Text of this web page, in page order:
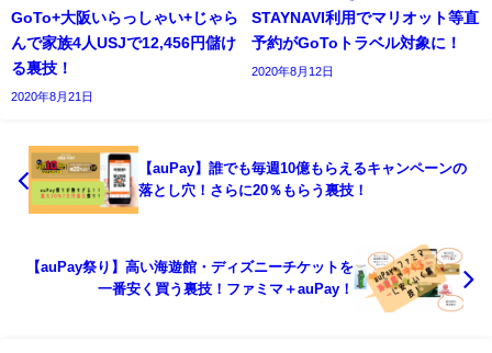
GoTo+大阪いらっしゃい+じゃら
んで家族4人USJで12,456円儲け
る裏技！
2020年8月21日
STAYNAVI利用でマリオット等直
予約がGoToトラベル対象に！
2020年8月12日
【auPay】誰でも毎週10億もらえるキャンペーンの
落とし穴！さらに20％もらう裏技！
【auPay祭り】高い海遊館・ディズニーチケットを
一番安く買う裏技！ファミマ＋auPay！